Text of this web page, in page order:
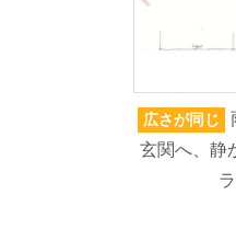
広さが同じ
玄関へ、静